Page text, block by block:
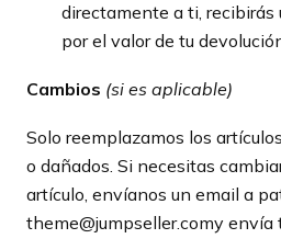
directamente a ti, recibirás
por el valor de tu
Cambios (si es aplicable)
Solo reemplazamos los
o dañados. Si necesitas
artículo, envíanos un email a
theme@jumpseller.comy envía